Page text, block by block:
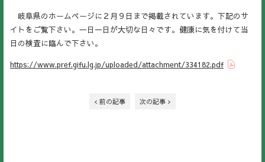
岐阜県のホームページに２月９日まで掲載されています。下記のサ
イトをご覧下さい。一日一日が大切な日々です。健康に気を付けて当
日の検査に臨んで下さい。
https://www.pref.gifu.lg.jp/uploaded/attachment/334182.pdf
< 前の記事 次の記事 >